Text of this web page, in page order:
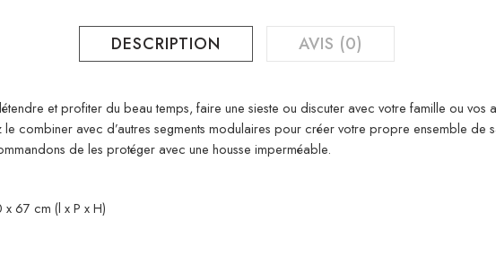
DESCRIPTION AVIS (0)
et profiter du beau temps, faire une sieste ou discuter avec votre famille ou
combiner avec d’autres segments modulaires pour créer votre propre ensemble
de les protéger avec une housse imperméable.
67 cm (l x P x H)